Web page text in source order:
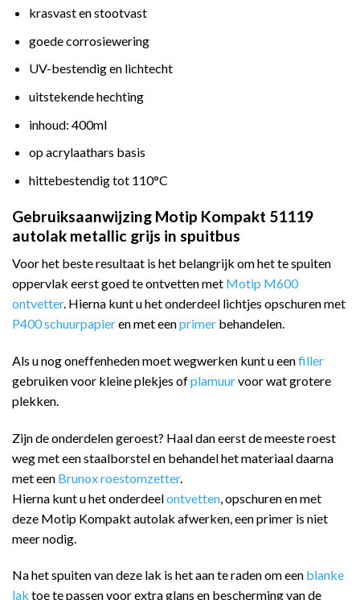
krasvast en stootvast
goede corrosiewering
UV-bestendig en lichtecht
uitstekende hechting
inhoud: 400ml
op acrylaathars basis
hittebestendig tot 110°C
Gebruiksaanwijzing Motip Kompakt 51119
autolak metallic grijs in spuitbus
Voor het beste resultaat is het belangrijk om het te spuiten
oppervlak eerst goed te ontvetten met Motip M600
ontvetter. Hierna kunt u het onderdeel lichtjes opschuren met
P400 schuurpapieren met eenprimer behandelen.
Als u nog oneffenheden moet wegwerken kunt u eenfiller
gebruiken voor kleine plekjes ofplamuurvoor wat grotere
plekken.
Zijn de onderdelen geroest? Haal dan eerst de meeste roest
weg met een staalborstel en behandel het materiaal daarna
met een Brunox roestomzetter.
Hierna kunt u het onderdeelontvetten , opschuren en met
deze Motip Kompakt autolak afwerken, een primer is niet
meer nodig.
Na het spuiten van deze lak is het aan te raden om een blanke
lak toe te passen voor extra glans en bescherming van de